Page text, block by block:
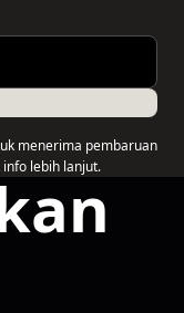
menerima pembaruan
info lebih lanjut.